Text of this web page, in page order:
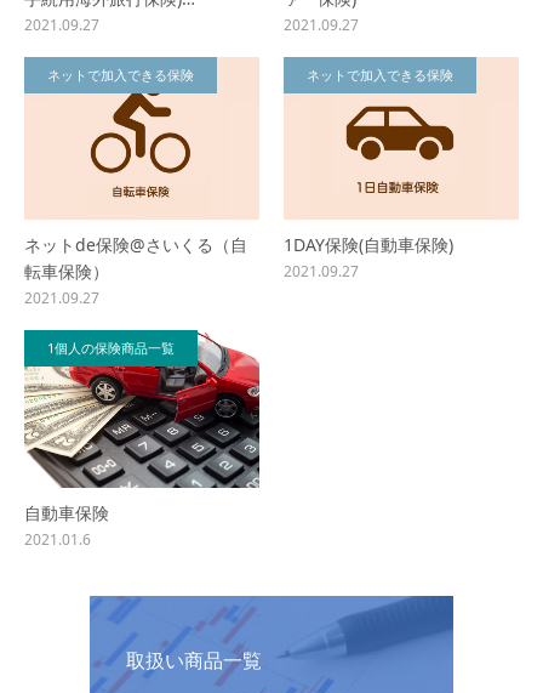
2021.09.27 2021.09.27
ネットで加入できる保険
ネットde保険@さいくる（自
転車保険）
2021.09.27
ネットで加入できる保険
1DAY保険(自動車保険)
2021.09.27
1個人の保険商品一覧
自動車保険
2021.01.6
取扱い商品一覧